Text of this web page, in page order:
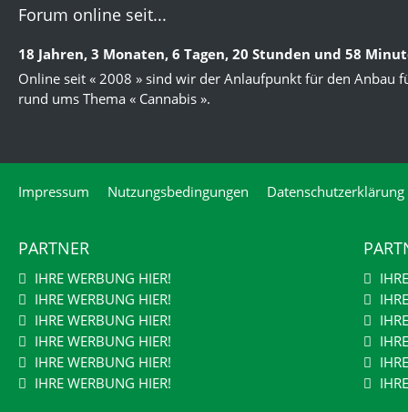
Forum online seit...
18 Jahren, 3 Monaten, 6 Tagen, 20 Stunden und 58
Online seit « 2008 » sind wir der Anlaufpunkt für den Anbau
rund ums Thema « Cannabis ».
Impressum Nutzungsbedingungen Datenschutzerklärung
PARTNER
IHRE WERBUNG HIER!
IHRE WERBUNG HIER!
IHRE WERBUNG HIER!
IHRE WERBUNG HIER!
IHRE WERBUNG HIER!
IHRE WERBUNG HIER!